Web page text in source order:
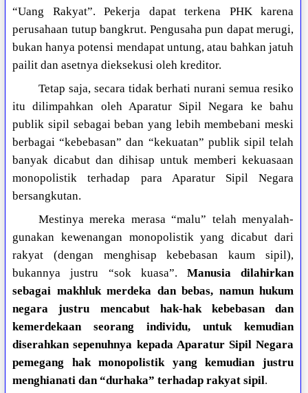
“Uang Rakyat”. Pekerja dapat terkena PHK karena
perusahaan tutup bangkrut. Pengusaha pun dapat merugi,
bukan hanya potensi mendapat untung, atau bahkan jatuh
pailit dan asetnya dieksekusi oleh kreditor.
Tetap saja, secara tidak berhati nurani semua resiko
itu dilimpahkan oleh Aparatur Sipil Negara ke bahu
publik sipil sebagai beban yang lebih membebani meski
berbagai “kebebasan” dan “kekuatan” publik sipil telah
banyak dicabut dan dihisap untuk memberi kekuasaan
monopolistik terhadap para Aparatur Sipil Negara
bersangkutan.
Mestinya mereka merasa “malu” telah menyalah-
gunakan kewenangan monopolistik yang dicabut dari
rakyat (dengan menghisap kebebasan kaum sipil),
bukannya justru “sok kuasa”. Manusia dilahirkan
sebagai makhluk merdeka dan bebas, namun hukum
negara justru mencabut hak-hak kebebasan dan
kemerdekaan seorang individu, untuk kemudian
diserahkan sepenuhnya kepada Aparatur Sipil Negara
pemegang hak monopolistik yang kemudian justru
menghianati dan “durhaka” terhadap rakyat sipil.